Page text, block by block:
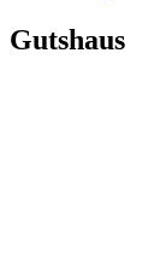
Gutshaus